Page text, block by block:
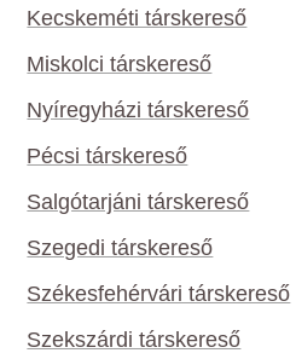
Kecskeméti társkereső
Miskolci társkereső
Nyíregyházi társkereső
Pécsi társkereső
Salgótarjáni társkereső
Szegedi társkereső
Székesfehérvári társkereső
Szekszárdi társkereső